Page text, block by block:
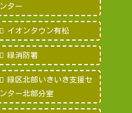
ンター
イオンタウン有松
緑消防署
緑区北部いきいき支援セ
ンター北部分室